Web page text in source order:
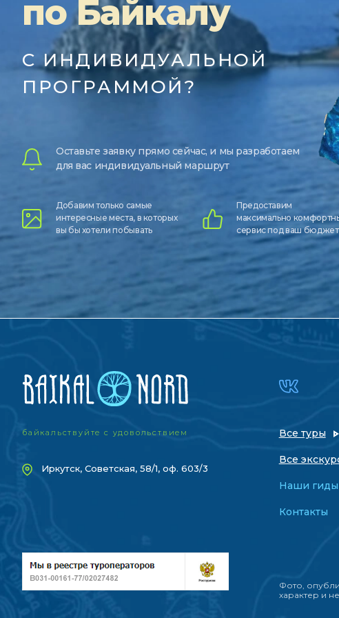
по Байкалу
С ИНДИВИДУАЛЬНОЙ
ПРОГРАММОЙ?
Оставьте заявку прямо сейчас, и мы разработаем
для вас индивидуальный маршрут
Добавим только самые
интересные места, в которых
вы бы хотели побывать
Предоставим
максимально
сервис под ваш бюджет
байкальствуйте с удовольствием
Иркутск, Советская, 58/1, оф. 603/3
Все туры
Все
Наши гиды
Контакты
Фото,
характер и